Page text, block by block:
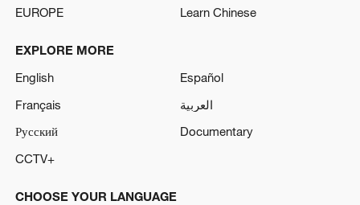
EUROPE
Learn Chinese
EXPLORE MORE
English
Español
Français
العربية
Русский
Documentary
CCTV+
CHOOSE YOUR LANGUAGE